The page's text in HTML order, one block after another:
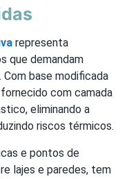
representa
que demandam
base modificada
com camada
eliminando a
riscos térmicos.
e pontos de
lajes e paredes, tem